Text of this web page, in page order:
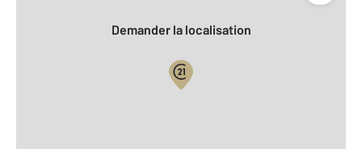
Demander la localisation